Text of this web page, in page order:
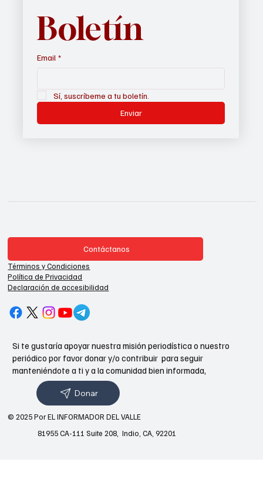
Boletín
Email *
Sí, suscríbeme a tu boletín.
Enviar
Contáctanos
Términos y Condiciones
Política de Privacidad
Declaración de accesibilidad
Si te gustaría apoyar nuestra misión periodística o nuestro
periódico por favor donar y/o contribuir para seguir
manteniéndote a ti y a la comunidad bien informada,
Donar
81955 CA-111 Suite 208, Indio, CA, 92201
© 2025 Por EL INFORMADOR DEL VALLE